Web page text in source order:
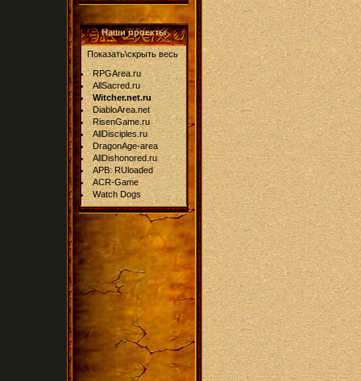
Наши проекты
Показать\скрыть весь
RPGArea.ru
AllSacred.ru
Witcher.net.ru
DiabloArea.net
RisenGame.ru
AllDisciples.ru
DragonAge-area
AllDishonored.ru
APB: RUloaded
ACR-Game
Watch Dogs